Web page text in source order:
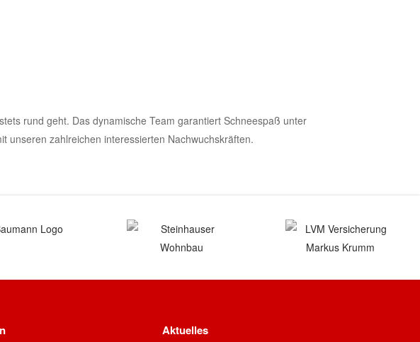
rund geht. Das dynamische Team garantiert Schneespaß unter
unseren zahlreichen interessierten Nachwuchskräften.
Aktuelles